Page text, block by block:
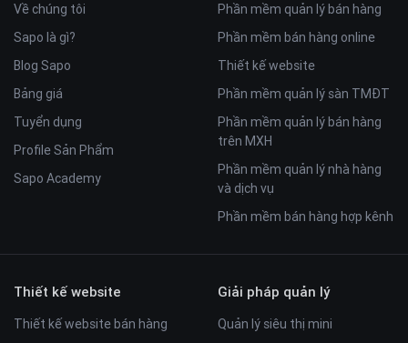
Về chúng tôi
Sapo là gì?
Blog Sapo
Bảng giá
Tuyển dụng
Profile Sản Phẩm
Sapo Academy
Phần mềm quản lý bán hàng
Phần mềm bán hàng online
Thiết kế website
Phần mềm quản lý sàn TMĐT
Phần mềm quản lý bán hàng
trên MXH
Phần mềm quản lý nhà hàng
và dịch vụ
Phần mềm bán hàng hợp kênh
Thiết kế website
Thiết kế website bán hàng
Giải pháp quản lý
Quản lý siêu thị mini